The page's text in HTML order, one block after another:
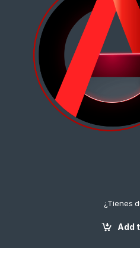
Add
¿Tienes
+57